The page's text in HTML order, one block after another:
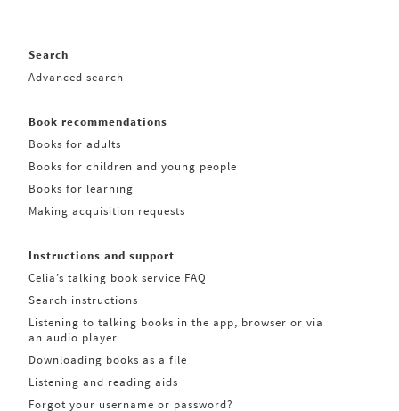
Search
Advanced search
Book recommendations
Books for adults
Books for children and young people
Books for learning
Making acquisition requests
Instructions and support
Celia’s talking book service FAQ
Search instructions
Listening to talking books in the app, browser or via
an audio player
Downloading books as a file
Listening and reading aids
Forgot your username or password?